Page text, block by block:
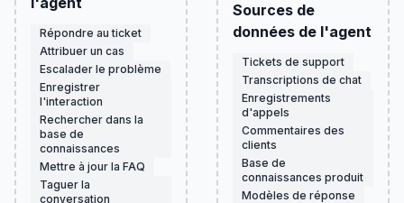
Répondre au ticket
Attribuer un cas
Escalader le problème
Enregistrer
l'interaction
Rechercher dans la
base de
connaissances
Mettre à jour la FAQ
Taguer la
conversation
Sources de
données de l'agent
Tickets de support
Transcriptions de chat
Enregistrements
d'appels
Commentaires des
clients
Base de
connaissances produit
Modèles de réponse